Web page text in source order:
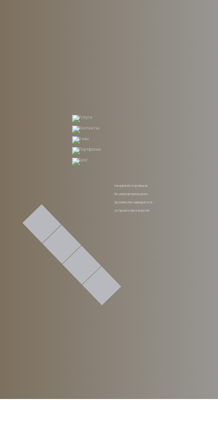
Услуги
Контакты
О нас
Портфолио
Блог
Нам нравится быть креативными.
Мы ценим ваше время и деньги.
Эргономика, стиль, индивидуальность -
это "три кита" в нашем творчестве.